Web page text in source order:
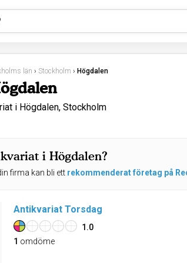
län › Stockholm › Högdalen
i Högdalen, Stockholm
i Högdalen?
firma kan bli ett rekommenderat företag på
Antikvariat Torsdag
1.0
1 omdöme